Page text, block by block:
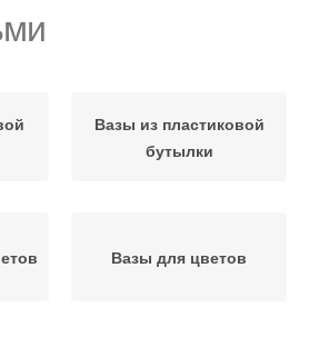
Вазы из пластиковой
бутылки
Вазы для цветов